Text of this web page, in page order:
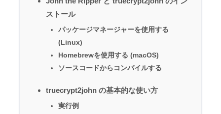
ストール
パッケージマネージャーを使用する
(Linux)
Homebrewを使用する (macOS)
ソースコードからコンパイルする
truecrypt2john の基本的な使い方
実行例